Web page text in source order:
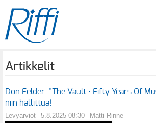
Artikkelit
Don Felder: "The Vault • Fifty Years Of
niin hallittua!
Levyarviot 5.8.2025 08:30 Matti Rinne